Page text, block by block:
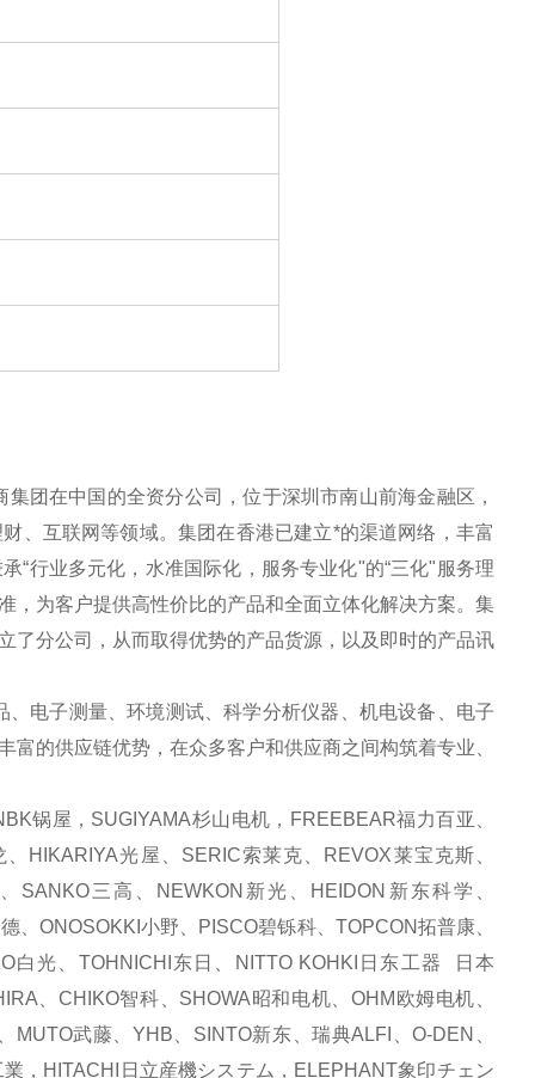
团在中国的全资分公司，位于深圳市南山前海金融区，
、互联网等领域。集团在香港已建立*的渠道网络，丰富
“行业多元化，水准国际化，服务专业化"的“三化"服务理
，为客户提供高性价比的产品和全面立体化解决方案。集
了分公司，从而取得优势的产品货源，以及即时的产品讯
电子测量、环境测试、科学分析仪器、机电设备、电子
的供应链优势，在众多客户和供应商之间构筑着专业、
屋，SUGIYAMA杉山电机，FREEBEAR福力百亚、
HIKARIYA光屋、SERIC索莱克、REVOX莱宝克斯、
三高、NEWKON新光、HEIDON新东科学、
ONOSOKKI小野、PISCO碧铄科、TOPCON拓普康、
白光、TOHNICHI东日、NITTO KOHKI日东工器 日本
、CHIKO智科、SHOWA昭和电机、OHM欧姆电机、
武藤、YHB、SINTO新东、瑞典ALFI、O-DEN、
，HITACHI日立産機システム，ELEPHANT象印チェン